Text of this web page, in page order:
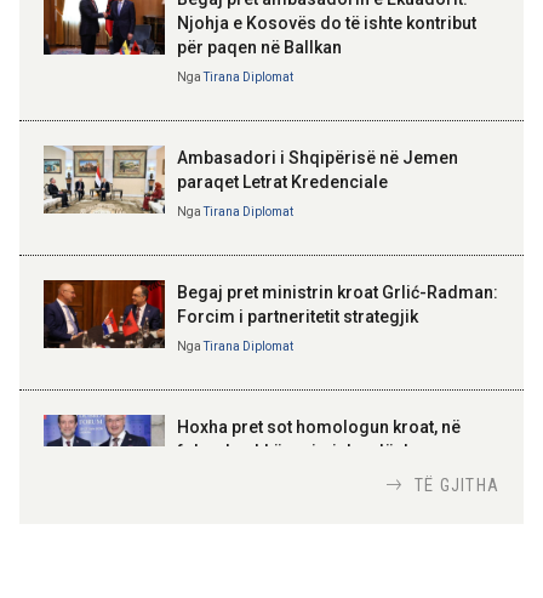
Koçiu: Bajpasi i Tiranës, investim
strategjik për infrastrukturë
Kosovë!
100-vjetori i themelimit të
Urdhrit të Skënderbeut
Njohja e Kosovës do të ishte kontribut
për paqen në Ballkan
NgaTirana Diplomat
Ambasadori i Shqipërisë në Jemen
paraqet Letrat Kredenciale
NgaTirana Diplomat
Begaj pret ministrin kroat Grlić-Radman:
Forcim i partneritetit strategjik
NgaTirana Diplomat
Hoxha pret sot homologun kroat, në
fokus bashkëpunimi dypalësh
TË GJITHA